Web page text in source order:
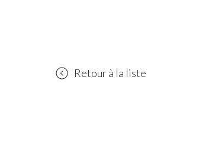
Retour à la liste